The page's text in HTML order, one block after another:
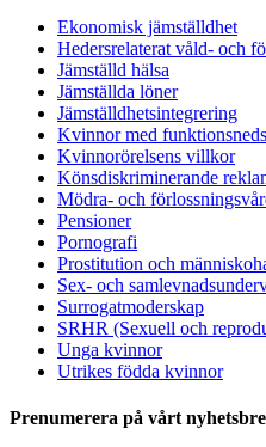
Ekonomisk jämställdhet
Hedersrelaterat våld- och
Jämställd hälsa
Jämställda löner
Jämställdhetsintegrering
Kvinnor med
Kvinnorörelsens villkor
Könsdiskriminerande
Mödra- och
Pensioner
Pornografi
Prostitution och
Sex- och
Surrogatmoderskap
SRHR (Sexuell och
Unga kvinnor
Utrikes födda kvinnor
Prenumerera på vårt